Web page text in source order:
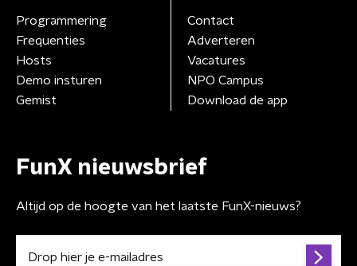
Programmering
Frequenties
Hosts
Demo insturen
Gemist
Contact
Adverteren
Vacatures
NPO Campus
Download de app
FunX nieuwsbrief
Altijd op de hoogte van het laatste FunX-nieuws?